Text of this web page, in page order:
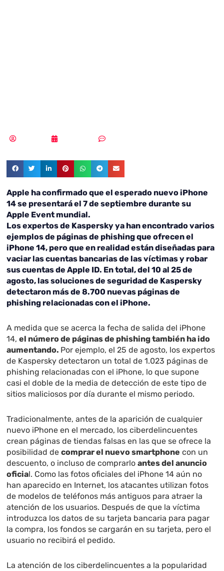
Apple ha confirmado que el esperado nuevo iPhone
14 se presentará el 7 de septiembre durante su
Apple Event mundial.
Los expertos de Kaspersky ya han encontrado varios
ejemplos de páginas de phishing que ofrecen el
iPhone 14, pero que en realidad están diseñadas para
vaciar las cuentas bancarias de las víctimas y robar
sus cuentas de Apple ID. En total, del 10 al 25 de
agosto, las soluciones de seguridad de Kaspersky
detectaron más de 8.700 nuevas páginas de
phishing relacionadas con el iPhone.
A medida que se acerca la fecha de salida del iPhone
14,el número de páginas de phishing también ha ido
aumentando. Por ejemplo, el 25 de agosto, los expertos
de Kaspersky detectaron un total de 1.023 páginas de
phishing relacionadas con el iPhone, lo que supone
casi el doble de la media de detección de este tipo de
sitios maliciosos por día durante el mismo periodo.
Tradicionalmente, antes de la aparición de cualquier
nuevo iPhone en el mercado, los ciberdelincuentes
crean páginas de tiendas falsas en las que se ofrece la
posibilidad decomprar el nuevo smartphone con un
descuento, o incluso de comprarloantes del anuncio
oficial. Como las fotos oficiales del iPhone 14 aún no
han aparecido en Internet, los atacantes utilizan fotos
de modelos de teléfonos más antiguos para atraer la
atención de los usuarios. Después de que la víctima
introduzca los datos de su tarjeta bancaria para pagar
la compra, los fondos se cargarán en su tarjeta, pero el
usuario no recibirá el pedido.
La atención de los ciberdelincuentes a la popularidad